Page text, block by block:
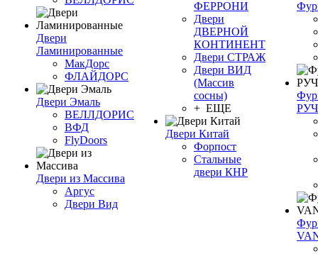
Двери
Ламинированные
МакДорс
ФЛАЙДОРС
Двери Эмаль
ВЕЛЛДОРИС
ВФД
FlyDoors
Двери из Массива
Аргус
Двери Вид
ФЕРРОНИ
Двери
ДВЕРНОЙ
КОНТИНЕНТ
Двери СТРАЖ
Двери ВИД
(Массив
сосны)
+ ЕЩЕ
Двери Китай
Форпост
Стальные
двери КНР